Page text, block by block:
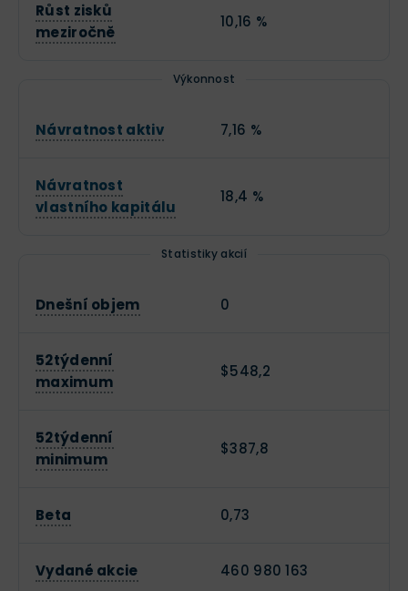
Růst zisků
meziročně
10,16 %
Výkonnost
Návratnost aktiv 7,16 %
Návratnost
vlastního kapitálu
18,4 %
Statistiky akcií
Dnešní objem 0
52týdenní
maximum
$548,2
52týdenní
minimum
$387,8
Beta 0,73
Vydané akcie 460 980 163